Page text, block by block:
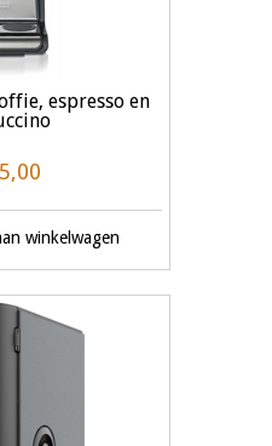
espresso en
winkelwagen